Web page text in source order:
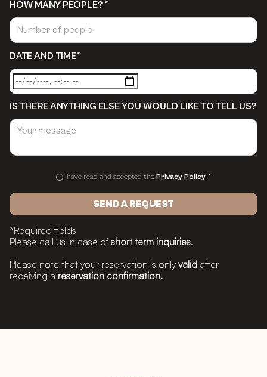
HOW MANY PEOPLE? *
DATE AND TIME*
IS THERE ANYTHING ELSE YOU WOULD LIKE TO TELL US?
I have read and accepted the Privacy Policy. *
*Required fields
Please call us in case of short term inquiries.
Please note that your reservation is only valid after
receiving a reservation confirmation.